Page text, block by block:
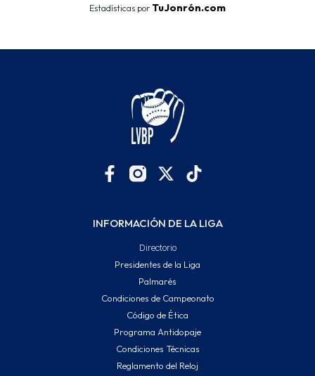
Estadísticas por TuJonrón.com
INFORMACIÓN DE LA LIGA
Directorio
Presidentes de la Liga
Palmarés
Condiciones de Campeonato
Código de Ética
Programa Antidopaje
Condiciones Técnicas
Reglamento del Reloj